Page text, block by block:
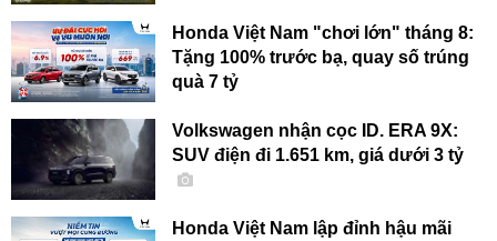
Honda Việt Nam "chơi lớn" tháng 8:
Tặng 100% trước bạ, quay số trúng
quà 7 tỷ
Volkswagen nhận cọc ID. ERA 9X:
SUV điện đi 1.651 km, giá dưới 3 tỷ
Honda Việt Nam lập đỉnh hậu mãi